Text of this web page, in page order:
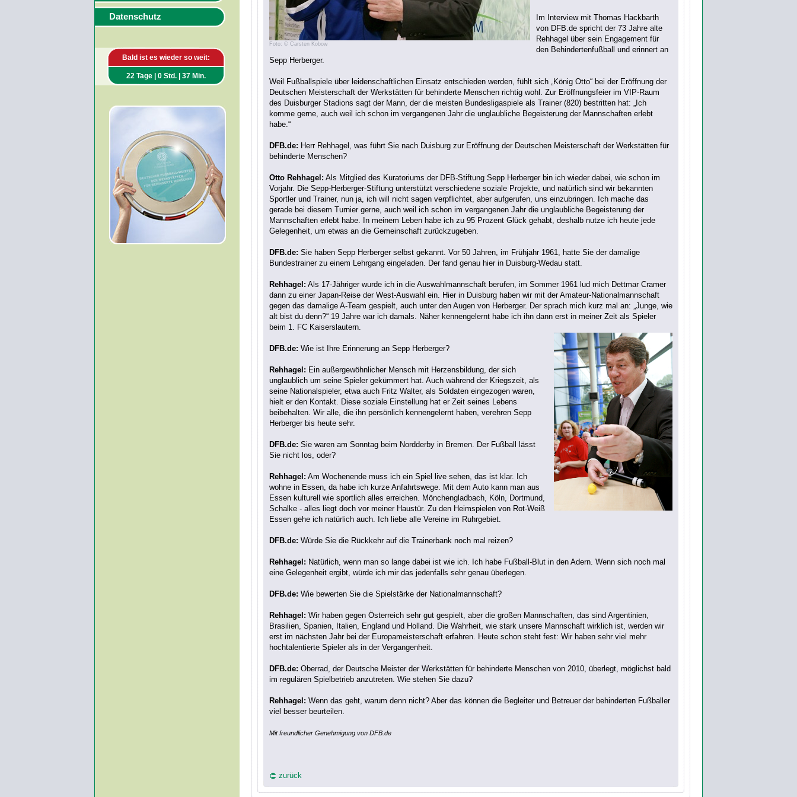
Datenschutz
Bald ist es wieder so weit:
22 Tage | 0 Std. | 37 Min.
Foto: © Carsten Kobow
Im Interview mit Thomas Hackbarth
von DFB.de spricht der 73 Jahre alte
Rehhagel über sein Engagement für
den Behindertenfußball und erinnert an
Sepp Herberger.
Weil Fußballspiele über leidenschaftlichen Einsatz entschieden werden, fühlt sich „König Otto“ bei der Eröffnung der
Deutschen Meisterschaft der Werkstätten für behinderte Menschen richtig wohl. Zur Eröffnungsfeier im VIP-Raum
des Duisburger Stadions sagt der Mann, der die meisten Bundesligaspiele als Trainer (820) bestritten hat: „Ich
komme gerne, auch weil ich schon im vergangenen Jahr die unglaubliche Begeisterung der Mannschaften erlebt
habe.“
DFB.de: Herr Rehhagel, was führt Sie nach Duisburg zur Eröffnung der Deutschen Meisterschaft der Werkstätten für
behinderte Menschen?
Otto Rehhagel: Als Mitglied des Kuratoriums der DFB-Stiftung Sepp Herberger bin ich wieder dabei, wie schon im
Vorjahr. Die Sepp-Herberger-Stiftung unterstützt verschiedene soziale Projekte, und natürlich sind wir bekannten
Sportler und Trainer, nun ja, ich will nicht sagen verpflichtet, aber aufgerufen, uns einzubringen. Ich mache das
gerade bei diesem Turnier gerne, auch weil ich schon im vergangenen Jahr die unglaubliche Begeisterung der
Mannschaften erlebt habe. In meinem Leben habe ich zu 95 Prozent Glück gehabt, deshalb nutze ich heute jede
Gelegenheit, um etwas an die Gemeinschaft zurückzugeben.
DFB.de: Sie haben Sepp Herberger selbst gekannt. Vor 50 Jahren, im Frühjahr 1961, hatte Sie der damalige
Bundestrainer zu einem Lehrgang eingeladen. Der fand genau hier in Duisburg-Wedau statt.
Rehhagel: Als 17-Jähriger wurde ich in die Auswahlmannschaft berufen, im Sommer 1961 lud mich Dettmar Cramer
dann zu einer Japan-Reise der West-Auswahl ein. Hier in Duisburg haben wir mit der Amateur-Nationalmannschaft
gegen das damalige A-Team gespielt, auch unter den Augen von Herberger. Der sprach mich kurz mal an: „Junge, wie
alt bist du denn?“ 19 Jahre war ich damals. Näher kennengelernt habe ich ihn dann erst in meiner Zeit als Spieler
beim 1. FC Kaiserslautern.
DFB.de: Wie ist Ihre Erinnerung an Sepp Herberger?
Rehhagel: Ein außergewöhnlicher Mensch mit Herzensbildung, der sich
unglaublich um seine Spieler gekümmert hat. Auch während der Kriegszeit, als
seine Nationalspieler, etwa auch Fritz Walter, als Soldaten eingezogen waren,
hielt er den Kontakt. Diese soziale Einstellung hat er Zeit seines Lebens
beibehalten. Wir alle, die ihn persönlich kennengelernt haben, verehren Sepp
Herberger bis heute sehr.
DFB.de: Sie waren am Sonntag beim Nordderby in Bremen. Der Fußball lässt
Sie nicht los, oder?
Rehhagel: Am Wochenende muss ich ein Spiel live sehen, das ist klar. Ich
wohne in Essen, da habe ich kurze Anfahrtswege. Mit dem Auto kann man aus
Essen kulturell wie sportlich alles erreichen. Mönchengladbach, Köln, Dortmund,
Schalke - alles liegt doch vor meiner Haustür. Zu den Heimspielen von Rot-Weiß
Essen gehe ich natürlich auch. Ich liebe alle Vereine im Ruhrgebiet.
DFB.de: Würde Sie die Rückkehr auf die Trainerbank noch mal reizen?
Rehhagel: Natürlich, wenn man so lange dabei ist wie ich. Ich habe Fußball-Blut in den Adern. Wenn sich noch mal
eine Gelegenheit ergibt, würde ich mir das jedenfalls sehr genau überlegen.
DFB.de: Wie bewerten Sie die Spielstärke der Nationalmannschaft?
Rehhagel: Wir haben gegen Österreich sehr gut gespielt, aber die großen Mannschaften, das sind Argentinien,
Brasilien, Spanien, Italien, England und Holland. Die Wahrheit, wie stark unsere Mannschaft wirklich ist, werden wir
erst im nächsten Jahr bei der Europameisterschaft erfahren. Heute schon steht fest: Wir haben sehr viel mehr
hochtalentierte Spieler als in der Vergangenheit.
DFB.de: Oberrad, der Deutsche Meister der Werkstätten für behinderte Menschen von 2010, überlegt, möglichst bald
im regulären Spielbetrieb anzutreten. Wie stehen Sie dazu?
Rehhagel: Wenn das geht, warum denn nicht? Aber das können die Begleiter und Betreuer der behinderten Fußballer
viel besser beurteilen.
Mit freundlicher Genehmigung von DFB.de
zurück